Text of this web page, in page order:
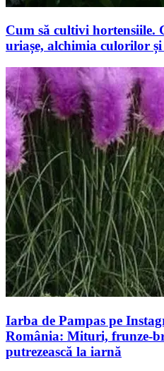
Cum să cultivi hortensiile.
uriașe, alchimia culorilor și
Iarba de Pampas pe
România: Mituri, frunze-
putrezească la iarnă